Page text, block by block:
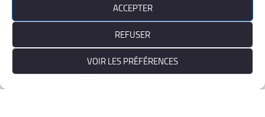
ACCEPTER
REFUSER
VOIR LES PRÉFÉRENCES